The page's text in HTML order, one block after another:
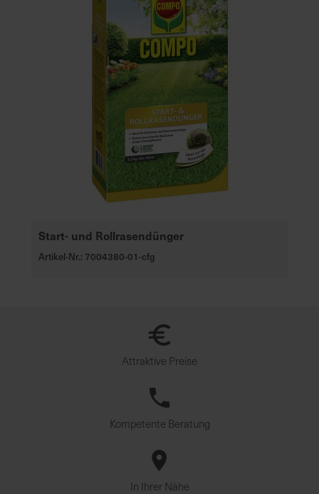
Start- und Rollrasendünger
Artikel-Nr.: 7004380-01-cfg
Attraktive Preise
Kompetente Beratung
In Ihrer Nähe